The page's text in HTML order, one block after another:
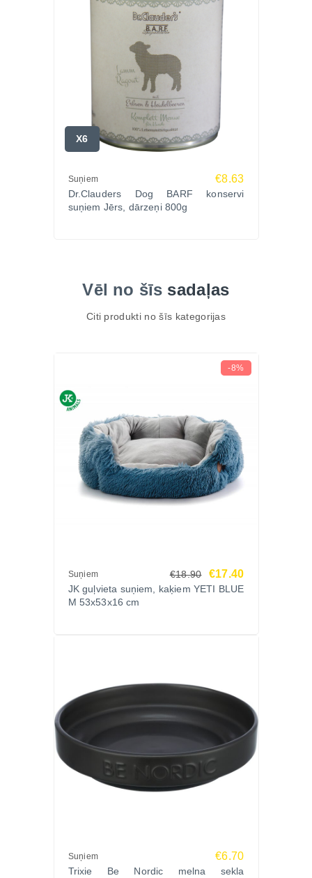
barību, kas atbalsta gremošanu, imunitāti un ādas
Pasūti Dr.Clauder’s HypoSensitive Plus Siļķe &
Kartupeļi 11.5kg Zoopasaule.lv — ātra piegāde un
profesionāls serviss!
X6
Suņiem €8.63
Dr.Clauders Dog BARF konservi
suņiem Jērs, dārzeņi 800g
Vēl no šīs sadaļas
Citi produkti no šīs kategorijas
-8%
Suņiem €18.90 €17.40
JK guļvieta suņiem, kaķiem YETI BLUE
M 53x53x16 cm
Suņiem €6.70
Trixie Be Nordic melna sekla